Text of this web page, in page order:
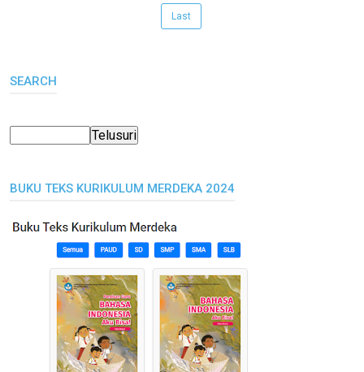
Last
SEARCH
BUKU TEKS KURIKULUM MERDEKA 2024